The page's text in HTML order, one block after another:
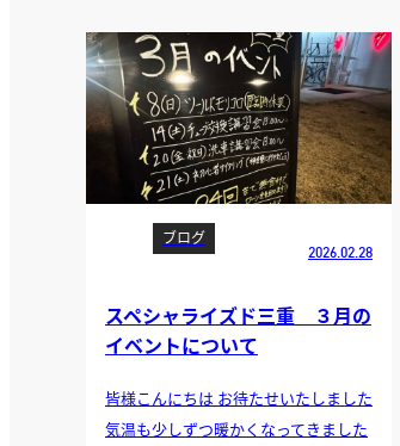
ブログ
2026.02.28
スペシャライズド三重 ３月の
イベントについて
皆様こんにちは お待たせいたしました
気温も少しずつ暖かくなってきました